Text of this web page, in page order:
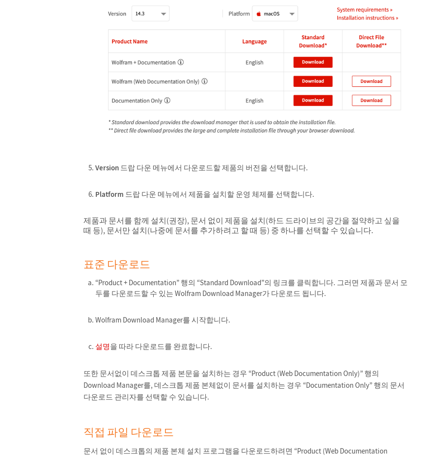
Version 드랍 다운 메뉴에서 다운로드할 제품의 버전을 선택합니다.
Platform 드랍 다운 메뉴에서 제품을 설치할 운영 체제를 선택합니다.
제품과 문서를 함께 설치(권장), 문서 없이 제품을 설치(하드 드라이브의 공간을 절약하고 싶을
때 등), 문서만 설치(나중에 문서를 추가하려고 할 때 등) 중 하나를 선택할 수 있습니다.
표준 다운로드
“Product + Documentation” 행의 “Standard Download”의 링크를 클릭합니다. 그러면 제품과 문서 모
두를 다운로드할 수 있는 Wolfram Download Manager가 다운로드 됩니다.
Wolfram Download Manager를 시작합니다.
설명을 따라 다운로드를 완료합니다.
또한 문서없이 데스크톱 제품 본문을 설치하는 경우 “Product (Web Documentation Only)” 행의
Download Manager를, 데스크톱 제품 본체없이 문서를 설치하는 경우 “Documentation Only” 행의 문서
다운로드 관리자를 선택할 수 있습니다.
직접 파일 다운로드
문서 없이 데스크톱의 제품 본체 설치 프로그램을 다운로드하려면 “Product (Web Documentation